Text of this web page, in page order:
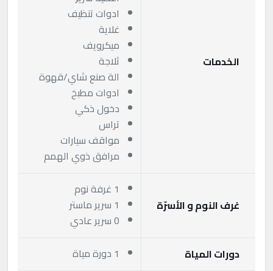
الخدمات
ادوات تنظيف
غلاية
ميكرويف
ثلاجة
الة صنع شاي/قهوة
ادوات مطبخ
دخول ذكي
تراس
مواقف سيارات
مرافق ذوي الهمم
غرف النوم و الأسرّة
1 غرفة نوم
1 سرير ماستر
0 سرير عادي
دورات المياة
1 دورة مياة